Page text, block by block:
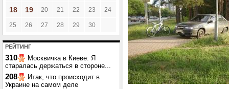
18
19 20 21 22 23 24
25 26 27 28 29 30
РЕЙТИНГ
310
Москвичка в Киеве: Я
старалась держаться в стороне...
208
Итак, что происходит в
Украине на самом деле